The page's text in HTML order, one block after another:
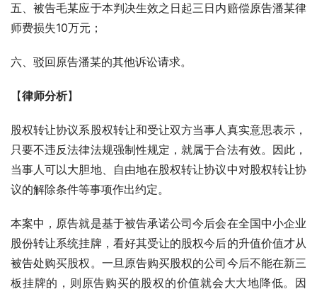
五、被告毛某应于本判决生效之日起三日内赔偿原告潘某律
师费损失10万元；
六、驳回原告潘某的其他诉讼请求。
【律师分析】
股权转让协议系股权转让和受让双方当事人真实意思表示，
只要不违反法律法规强制性规定，就属于合法有效。因此，
当事人可以大胆地、自由地在股权转让协议中对股权转让协
议的解除条件等事项作出约定。
本案中，原告就是基于被告承诺公司今后会在全国中小企业
股份转让系统挂牌，看好其受让的股权今后的升值价值才从
被告处购买股权。一旦原告购买股权的公司今后不能在新三
板挂牌的，则原告购买的股权的价值就会大大地降低。因